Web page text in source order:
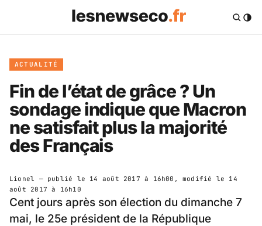
ACTUALITÉ
Fin de l’état de grâce ? Un
sondage indique que Macron
ne satisfait plus la majorité
des Français
Lionel — publié le 14 août 2017 à 16h00 , modifié le 14
août 2017 à 16h10
Cent jours après son élection du dimanche 7
mai, le 25e président de la République